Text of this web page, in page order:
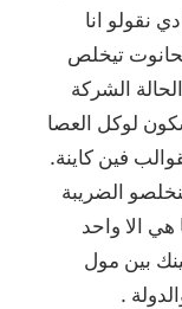
نقولو انا
تيخلص
الشركة
لوكل العصا
فين كاينة.
الضريبة
الا واحد
بين مول
.